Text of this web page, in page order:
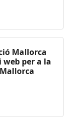
Mallorca
per a la